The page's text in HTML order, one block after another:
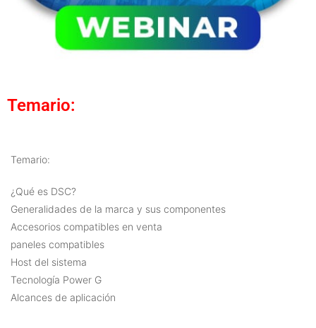
Temario:
Temario:
¿Qué es DSC?
Generalidades de la marca y sus componentes
Accesorios compatibles en venta
paneles compatibles
Host del sistema
Tecnología Power G
Alcances de aplicación